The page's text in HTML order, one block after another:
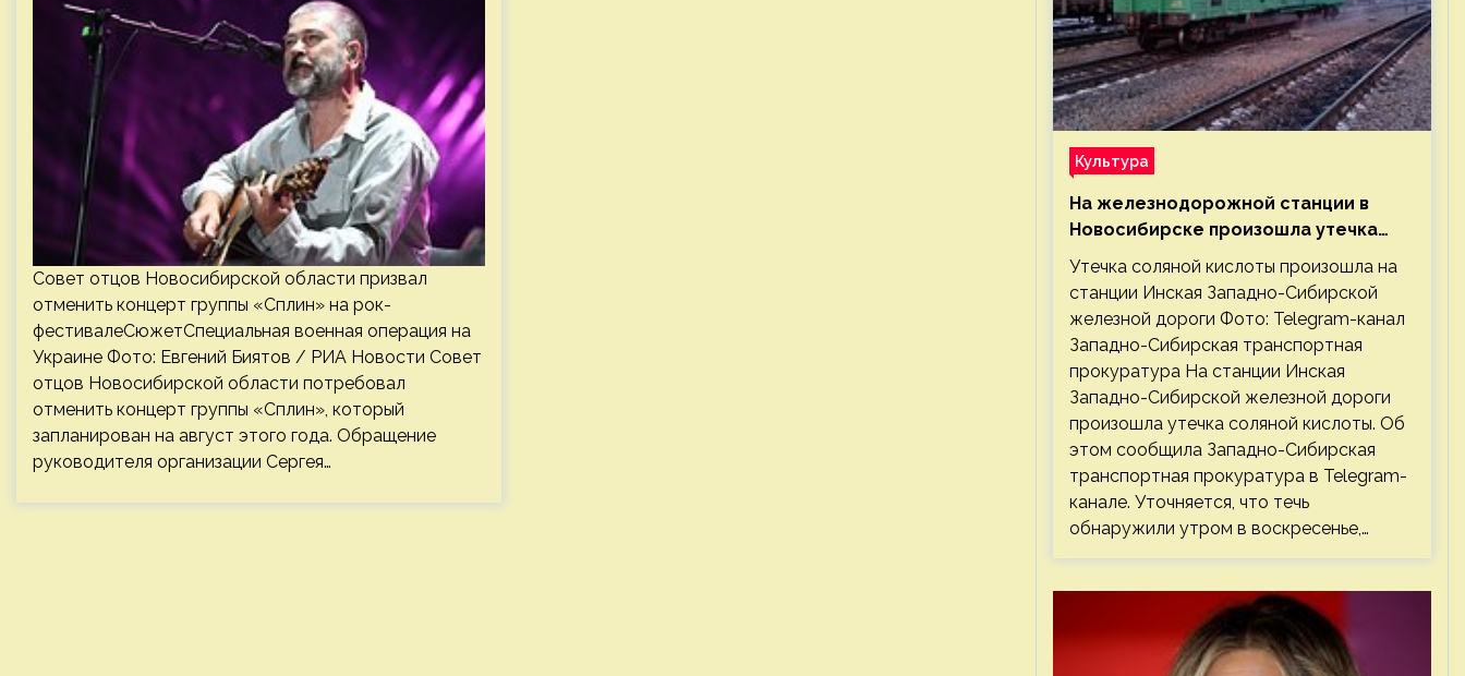
Совет отцов Новосибирской области призвал
отменить концерт группы «Сплин» на рок-
фестивалеСюжетСпециальная военная операция на
Украине Фото: Евгений Биятов / РИА Новости Совет
отцов Новосибирской области потребовал
отменить концерт группы «Сплин», который
запланирован на август этого года. Обращение
руководителя организации Сергея…
Культура
На железнодорожной станции в
Новосибирске произошла утечка
соляной кислоты
Утечка соляной кислоты произошла на
станции Инская Западно-Сибирской
железной дороги Фото: Telegram-канал
Западно-Сибирская транспортная
прокуратура На станции Инская
Западно-Сибирской железной дороги
произошла утечка соляной кислоты. Об
этом сообщила Западно-Сибирская
транспортная прокуратура в Telegram-
канале. Уточняется, что течь
обнаружили утром в воскресенье,…